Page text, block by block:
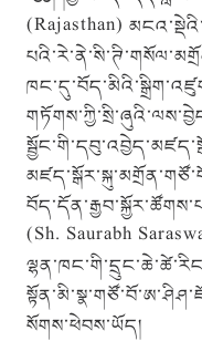
(Rajasthan)
(Sh. Saurabh
སོགས་ཕེབས་ཡོད།